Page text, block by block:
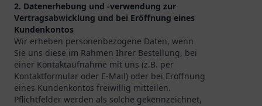
2. Datenerhebung und -verwendung zur
Vertragsabwicklung und bei Eröffnung eines
Kundenkontos
Wir erheben personenbezogene Daten, wenn
Sie uns diese im Rahmen Ihrer Bestellung, bei
einer Kontaktaufnahme mit uns (z.B. per
Kontaktformular oder E-Mail) oder bei Eröffnung
eines Kundenkontos freiwillig mitteilen.
Pflichtfelder werden als solche gekennzeichnet,